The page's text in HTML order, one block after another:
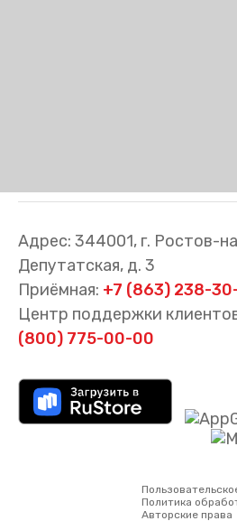
Адрес: 344001, г. Ростов-
Депутатская, д. 3
Приёмная: +7 (863) 238-
Центр поддержки
(800) 775-00-00
Политика
Авторские права